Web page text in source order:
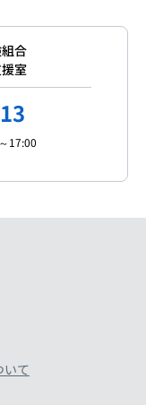
合
室
17:00
て